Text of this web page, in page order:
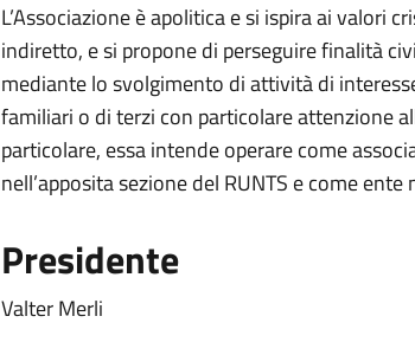
L’Associazione è apolitica e si ispira ai valori
indiretto, e si propone di perseguire finalità
mediante lo svolgimento di attività di
familiari o di terzi con particolare attenzione
particolare, essa intende operare come
nell’apposita sezione del RUNTS e come
Presidente
Valter Merli